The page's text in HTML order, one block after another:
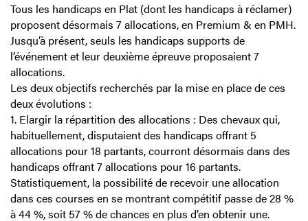
Tous les handicaps en Plat (dont les handicaps à réclamer)
proposent désormais 7 allocations, en Premium & en PMH.
Jusqu’à présent, seuls les handicaps supports de
l’événement et leur deuxième épreuve proposaient 7
allocations.
Les deux objectifs recherchés par la mise en place de ces
deux évolutions :
1. Elargir la répartition des allocations : Des chevaux qui,
habituellement, disputaient des handicaps offrant 5
allocations pour 18 partants, courront désormais dans des
handicaps offrant 7 allocations pour 16 partants.
Statistiquement, la possibilité de recevoir une allocation
dans ces courses en se montrant compétitif passe de 28 %
à 44 %, soit 57 % de chances en plus d’en obtenir une.